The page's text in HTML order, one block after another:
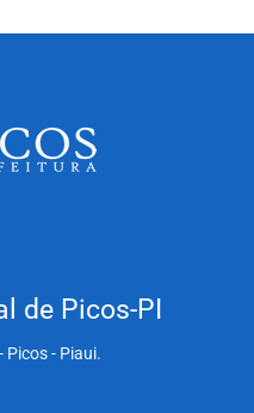
de Picos-PI
Picos - Piaui.